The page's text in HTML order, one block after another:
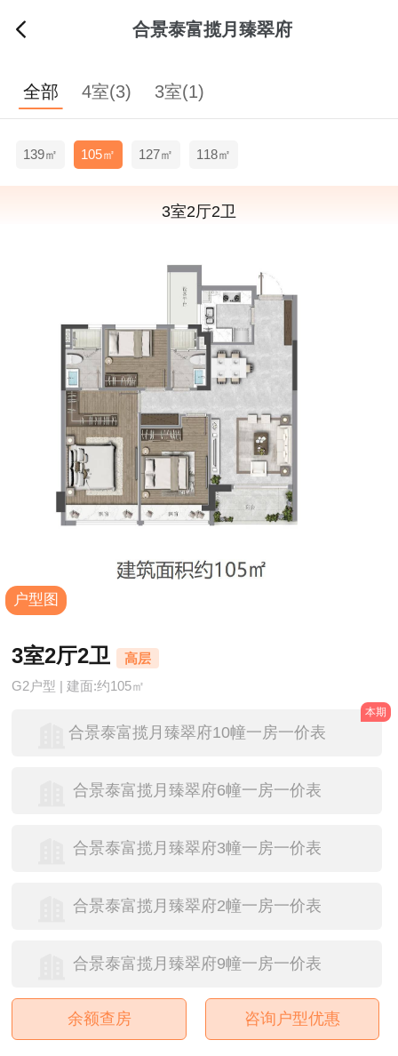
合景泰富揽月臻翠府
全部 4室(3) 3室(1)
139㎡ 105㎡ 127㎡ 118㎡
3室2厅2卫
户型图
3室2厅2卫 高层
G2户型 | 建面:约105㎡
合景泰富揽月臻翠府10幢一房一价表
本期
合景泰富揽月臻翠府6幢一房一价表
合景泰富揽月臻翠府3幢一房一价表
合景泰富揽月臻翠府2幢一房一价表
合景泰富揽月臻翠府9幢一房一价表
余额查房 咨询户型优惠